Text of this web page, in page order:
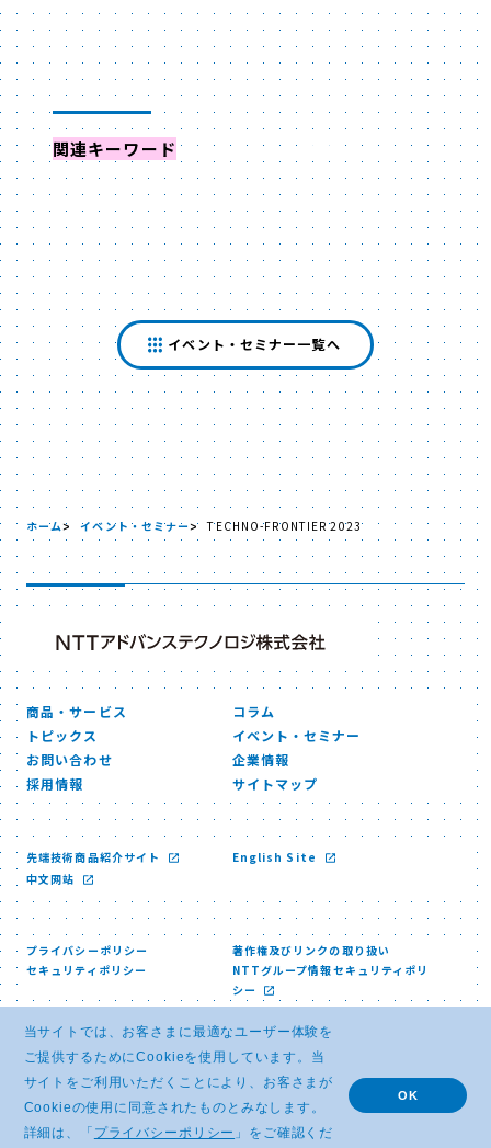
関連キーワード からイベントを探す
イベント・セミナー一覧へ
ホーム イベント・セミナー TECHNO-FRONTIER 2023
商品・サービス
コラム
トピックス
イベント・セミナー
お問い合わせ
企業情報
採用情報
サイトマップ
先端技術商品紹介サイト
English Site
中文网站
プライバシーポリシー
著作権及びリンクの取り扱い
セキュリティポリシー
NTTグループ情報セキュリティポリ
シー
© NTT ADVANCED TECHNOLOGY CORPORATION
当サイトでは、お客さまに最適なユーザー体験を
ご提供するためにCookieを使用しています。当
サイトをご利用いただくことにより、お客さまが
Cookieの使用に同意されたものとみなします。
詳細は、「 プライバシーポリシー 」をご確認くだ
OK